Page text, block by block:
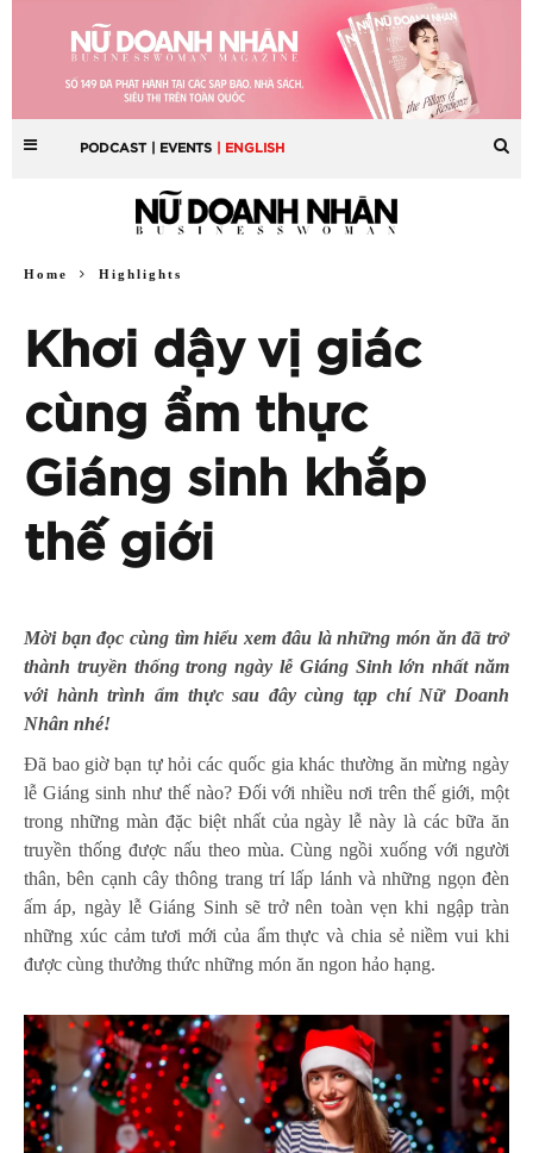
PODCAST | EVENTS | ENGLISH
Home Highlights
Khơi dậy vị giác
cùng ẩm thực
Giáng sinh khắp
thế giới
Mời bạn đọc cùng tìm hiểu xem đâu là những món ăn đã trở
thành truyền thống trong ngày lễ Giáng Sinh lớn nhất năm
với hành trình ẩm thực sau đây cùng tạp chí Nữ Doanh
Nhân nhé!
Đã bao giờ bạn tự hỏi các quốc gia khác thường ăn mừng ngày
lễ Giáng sinh như thế nào? Đối với nhiều nơi trên thế giới, một
trong những màn đặc biệt nhất của ngày lễ này là các bữa ăn
truyền thống được nấu theo mùa. Cùng ngồi xuống với người
thân, bên cạnh cây thông trang trí lấp lánh và những ngọn đèn
ấm áp, ngày lễ Giáng Sinh sẽ trở nên toàn vẹn khi ngập tràn
những xúc cảm tươi mới của ẩm thực và chia sẻ niềm vui khi
được cùng thưởng thức những món ăn ngon hảo hạng.